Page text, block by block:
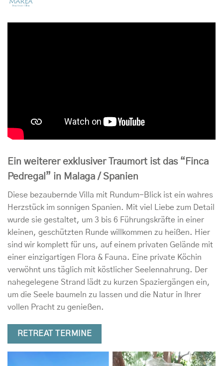
Ein weiterer exklusiver Traumort ist das“Finca
Pedregal” in Malaga / Spanien
Diese bezaubernde Villa mit Rundum-Blick ist ein wahres
Herzstück im sonnigen Spanien. Mit viel Liebe zum Detail
wurde sie gestaltet, um 3 bis 6 Führungskräfte in einer
kleinen, geschützten Runde willkommen zu heißen. Hier
sind wir komplett für uns, auf einem privaten Gelände mit
einer einzigartigen Flora & Fauna. Eine private Köchin
verwöhnt uns täglich mit köstlicher Seelennahrung. Der
nahegelegene Strand lädt zu kurzen Spaziergängen ein,
um die Seele baumeln zu lassen und die Natur in Ihrer
vollen Pracht zu genießen.
RETREAT TERMINE